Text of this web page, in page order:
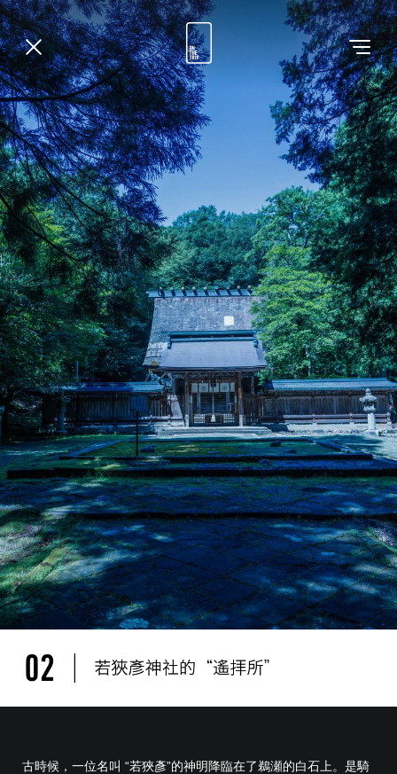
古時候，一位名叫 “若狹彥”的神明降臨在了鵜瀬的白石上。是騎